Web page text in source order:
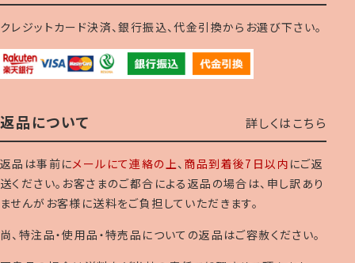
クレジットカード決済、銀行振込、代金引換からお選び下さい。
返品について 詳しくはこちら
返品は事前にメールにて連絡の上、 商品到着後7日以内 にご返
送ください。お客さまのご都合による返品の場合は、申し訳あり
ませんがお客様に送料をご負担していただきます。
尚、特注品・使用品・特売品についての返品はご容赦ください。